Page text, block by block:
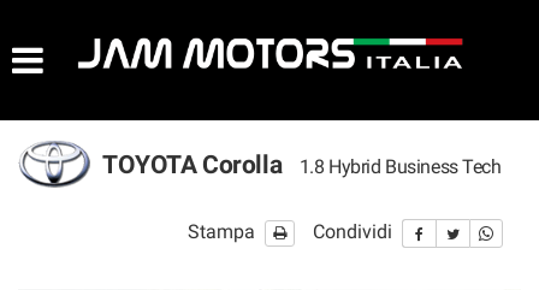
LISTA VEICOLITOYOTA Corolla 1.8 Hybrid Business Tech
Stampa Condividi